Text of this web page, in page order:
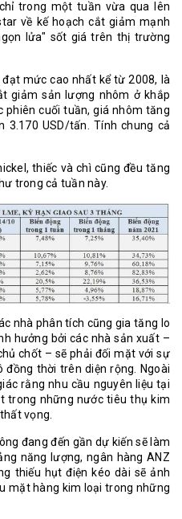
trong một tuần vừa qua lên
về kế hoạch cắt giảm mạnh
lửa" sốt giá trên thị trường
mức cao nhất kể từ 2008, là
giảm sản lượng nhôm ở khắp
phiên cuối tuần, giá nhôm tăng
3.170 USD/tấn. Tính chung cả
thiếc và chì cũng đều tăng
trong cả tuần này.
nhà phân tích cũng gia tăng lo
hưởng bởi các nhà sản xuất –
chốt – sẽ phải đối mặt với sự
thời trên diện rộng. Ngoài
rằng nhu cầu nguyên liệu tại
trong những nước tiêu thụ kim
vọng.
đang đến gần dự kiến sẽ làm
năng lượng, ngân hàng ANZ
thiếu hụt điện kéo dài sẽ ảnh
mặt hàng kim loại trong những